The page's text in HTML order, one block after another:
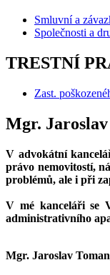
Smluvní a
Společnosti a
TRESTNÍ
Zast.
Mgr.
V advokátní
právo nemovitostí,
problémů, ale i při
V mé kanceláři se
administrativního
Mgr. Jaroslav